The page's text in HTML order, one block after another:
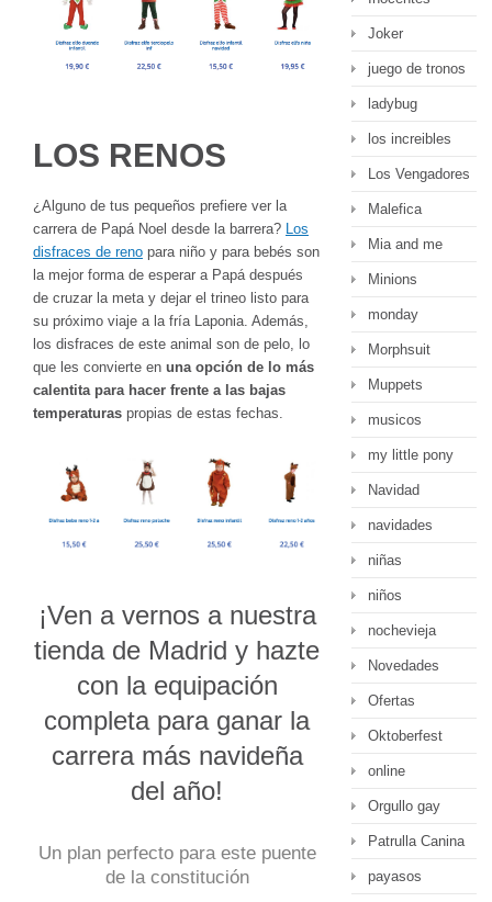
LOS RENOS
¿Alguno de tus pequeños prefiere ver la
carrera de Papá Noel desde la barrera?
Los
disfraces de reno para niño y para bebés son
la mejor forma de esperar a Papá después
de cruzar la meta y dejar el trineo listo para
su próximo viaje a la fría Laponia. Además,
los disfraces de este animal son de pelo, lo
que les convierte en una opción de lo más
calentita para hacer frente a las bajas
temperaturas propias de estas fechas.
¡Ven a vernos a nuestra
tienda de Madrid y hazte
con la equipación
completa para ganar la
carrera más navideña
del año!
Un plan perfecto para este puente
de la constitución
Joker
juego de tronos
ladybug
los increibles
Los Vengadores
Malefica
Mia and me
Minions
monday
Morphsuit
Muppets
musicos
my little pony
Navidad
navidades
niñas
niños
nochevieja
Novedades
Ofertas
Oktoberfest
online
Orgullo gay
Patrulla Canina
payasos